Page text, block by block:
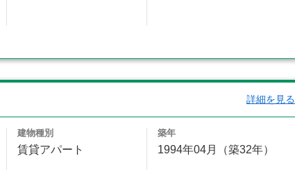
詳細を見る
建物種別
賃貸アパート
築年
1994年04月（築32年）